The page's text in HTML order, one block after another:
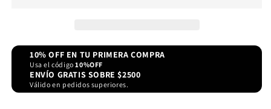
10% OFF EN TU PRIMERA COMPRA
Usa el código10%OFF
ENVÍO GRATIS SOBRE $2500
Válido en pedidos superiores.